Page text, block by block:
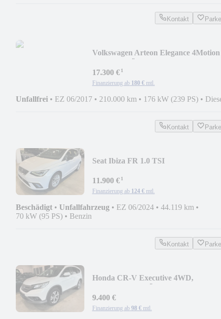
Kontakt
Volkswagen Arteon Elegance 4Motion
17.300 €¹
Finanzierung ab 180 € mtl.
Unfallfrei • EZ 06/2017 • 210.000 km • 176 kW (239 PS) •
Kontakt
Seat Ibiza FR 1.0 TSI
11.900 €¹
Finanzierung ab 124 € mtl.
Beschädigt • Unfallfahrzeug • EZ 06/2024 • 44.119 km •
70 kW (95 PS) • Benzin
Kontakt
Honda CR-V Executive 4WD,
9.400 €
Finanzierung ab 98 € mtl.